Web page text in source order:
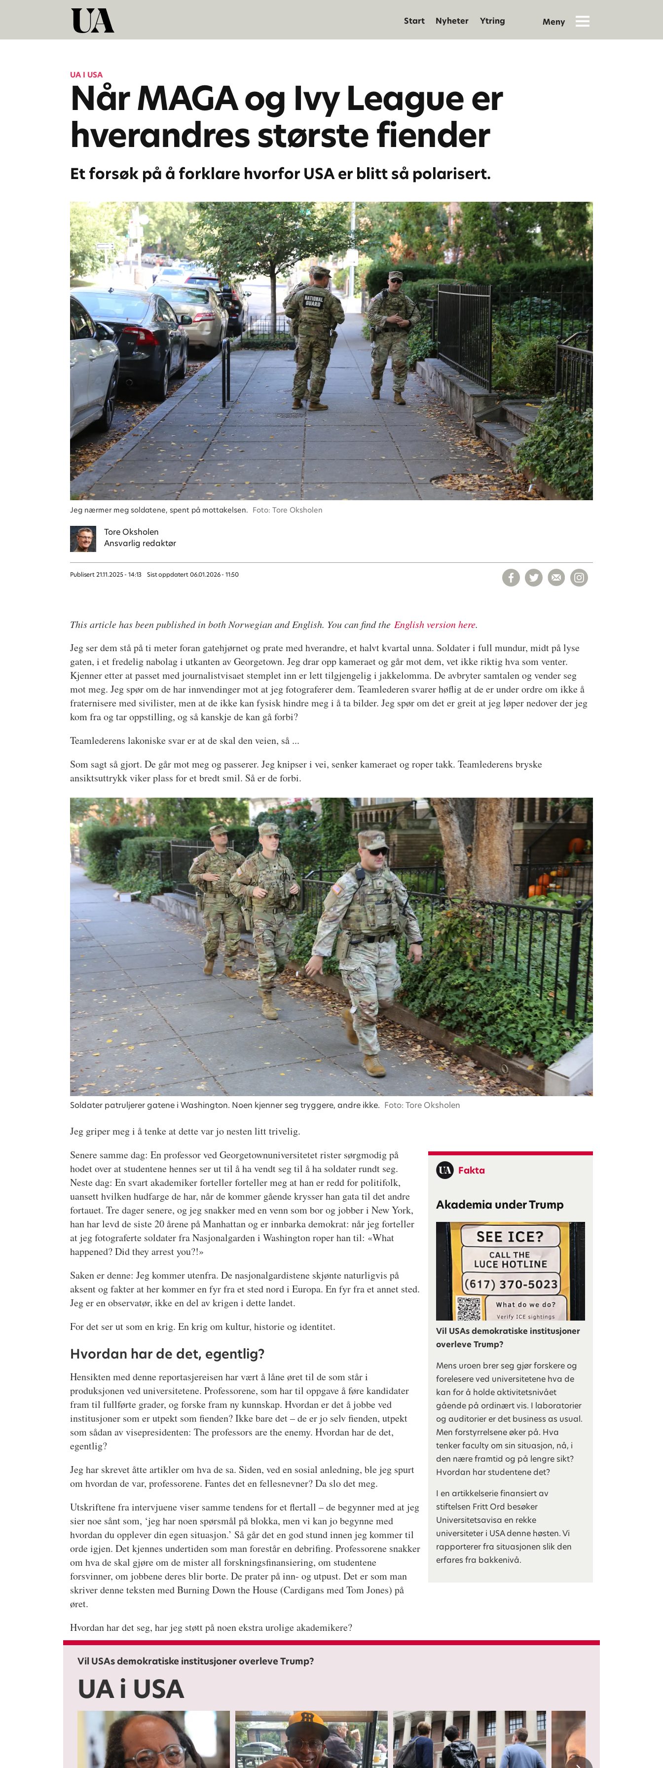
Start Nyheter Ytring
UA I USA
Når MAGA og Ivy League er
hverandres største fiender
Et forsøk på å forklare hvorfor USA er blitt så polarisert.
Jeg nærmer meg soldatene, spent på mottakelsen. Foto: Tore Oksholen
Tore Oksholen
Ansvarlig redaktør
Publisert 21.11.2025 - 14:13 Sist oppdatert 06.01.2026 - 11:50
This article has been published in both Norwegian and English. You can find the English version here.
Jeg ser dem stå på ti meter foran gatehjørnet og prate med hverandre, et halvt kvartal unna. Soldater i full mundur, midt på lyse
gaten, i et fredelig nabolag i utkanten av Georgetown. Jeg drar opp kameraet og går mot dem, vet ikke riktig hva som venter.
Kjenner etter at passet med journalistvisaet stemplet inn er lett tilgjengelig i jakkelomma. De avbryter samtalen og vender seg
mot meg. Jeg spør om de har innvendinger mot at jeg fotograferer dem. Teamlederen svarer høflig at de er under ordre om ikke å
fraternisere med sivilister, men at de ikke kan fysisk hindre meg i å ta bilder. Jeg spør om det er greit at jeg løper nedover der jeg
kom fra og tar oppstilling, og så kanskje de kan gå forbi?
Teamlederens lakoniske svar er at de skal den veien, så ...
Som sagt så gjort. De går mot meg og passerer. Jeg knipser i vei, senker kameraet og roper takk. Teamlederens bryske
ansiktsuttrykk viker plass for et bredt smil. Så er de forbi.
Soldater patruljerer gatene i Washington. Noen kjenner seg tryggere, andre ikke. Foto: Tore Oksholen
Jeg griper meg i å tenke at dette var jo nesten litt trivelig.
Fakta
Akademia under Trump
Vil USAs demokratiske institusjoner
overleve Trump?
Mens uroen brer seg gjør forskere og
forelesere ved universitetene hva de
kan for å holde aktivitetsnivået
gående på ordinært vis. I laboratorier
og auditorier er det business as usual.
Men forstyrrelsene øker på. Hva
tenker faculty om sin situasjon, nå, i
den nære framtid og på lengre sikt?
Hvordan har studentene det?
I en artikkelserie finansiert av
stiftelsen Fritt Ord besøker
Universitetsavisa en rekke
universiteter i USA denne høsten. Vi
rapporterer fra situasjonen slik den
erfares fra bakkenivå.
Senere samme dag: En professor ved Georgetownuniversitetet rister sørgmodig på
hodet over at studentene hennes ser ut til å ha vendt seg til å ha soldater rundt seg.
Neste dag: En svart akademiker forteller forteller meg at han er redd for politifolk,
uansett hvilken hudfarge de har, når de kommer gående krysser han gata til det andre
fortauet. Tre dager senere, og jeg snakker med en venn som bor og jobber i New York,
han har levd de siste 20 årene på Manhattan og er innbarka demokrat: når jeg forteller
at jeg fotograferte soldater fra Nasjonalgarden i Washington roper han til: «What
happened? Did they arrest you?!»
Saken er denne: Jeg kommer utenfra. De nasjonalgardistene skjønte naturligvis på
aksent og fakter at her kommer en fyr fra et sted nord i Europa. En fyr fra et annet sted.
Jeg er en observatør, ikke en del av krigen i dette landet.
For det ser ut som en krig. En krig om kultur, historie og identitet.
Hvordan har de det, egentlig?
Hensikten med denne reportasjereisen har vært å låne øret til de som står i
produksjonen ved universitetene. Professorene, som har til oppgave å føre kandidater
fram til fullførte grader, og forske fram ny kunnskap. Hvordan er det å jobbe ved
institusjoner som er utpekt som fienden? Ikke bare det – de er jo selv fienden, utpekt
som sådan av visepresidenten: The professors are the enemy. Hvordan har de det,
egentlig?
Jeg har skrevet åtte artikler om hva de sa. Siden, ved en sosial anledning, ble jeg spurt
om hvordan de var, professorene. Fantes det en fellesnevner? Da slo det meg.
Utskriftene fra intervjuene viser samme tendens for et flertall – de begynner med at jeg
sier noe sånt som, ‘jeg har noen spørsmål på blokka, men vi kan jo begynne med
hvordan du opplever din egen situasjon.’ Så går det en god stund innen jeg kommer til
orde igjen. Det kjennes undertiden som man forestår en debrifing. Professorene snakker
om hva de skal gjøre om de mister all forskningsfinansiering, om studentene
forsvinner, om jobbene deres blir borte. De prater på inn- og utpust. Det er som man
skriver denne teksten med Burning Down the House (Cardigans med Tom Jones) på
øret.
Hvordan har det seg, har jeg støtt på noen ekstra urolige akademikere?
Vil USAs demokratiske institusjoner overleve Trump?
UA i USA